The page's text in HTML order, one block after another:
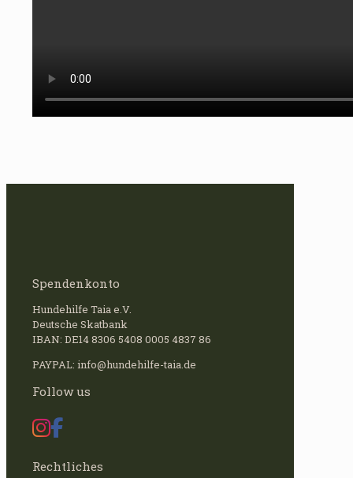
Spendenkonto
Hundehilfe Taia e.V.
Deutsche Skatbank
IBAN: DE14 8306 5408 0005 4837 86
PAYPAL: info@hundehilfe-taia.de
Follow us
Rechtliches